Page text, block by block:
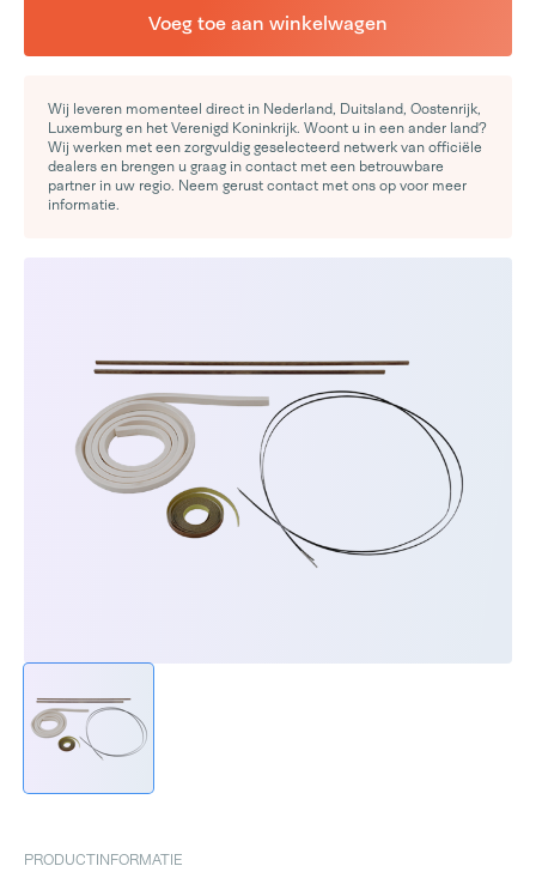
Voeg toe aan winkelwagen
Wij leveren momenteel direct in Nederland, Duitsland, Oostenrijk,
Luxemburg en het Verenigd Koninkrijk. Woont u in een ander land?
Wij werken met een zorgvuldig geselecteerd netwerk van officiële
dealers en brengen u graag in contact met een betrouwbare
partner in uw regio. Neem gerust contact met ons op voor meer
informatie.
PRODUCTINFORMATIE